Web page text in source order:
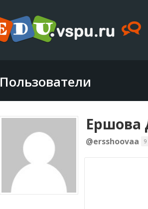
Пользователи
Ершова
@ersshoovaa